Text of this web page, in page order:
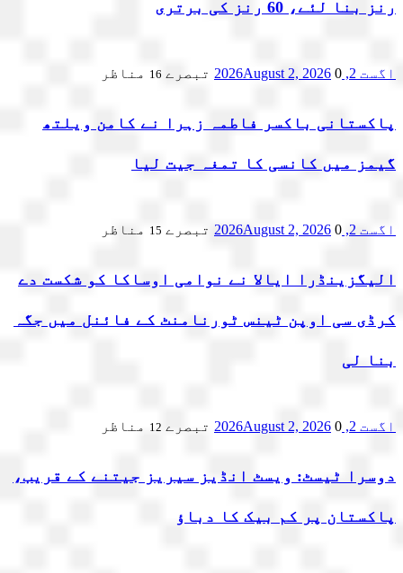
رنز بنا لئے، 60 رنز کی برتری
اگست 2, 2026 August 2, 2026 0 تبصرے 16 مناظر
پاکستانی باکسر فاطمہ زہرا نے کامن ویلتھ
گیمز میں کانسی کا تمغہ جیت لیا
اگست 2, 2026 August 2, 2026 0 تبصرے 15 مناظر
الیگزینڈرا ایالا نے نوامی اوساکا کو شکست دے
کرڈی سی اوپن ٹینس ٹورنامنٹ کے فائنل میں جگہ
بنا لی
اگست 2, 2026 August 2, 2026 0 تبصرے 12 مناظر
دوسرا ٹیسٹ: ویسٹ انڈیز سیریز جیتنے کے قریب،
پاکستان پر کم بیک کا دباؤ